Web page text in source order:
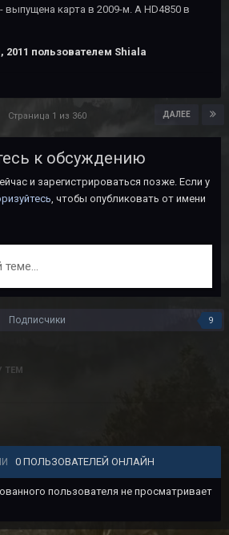
карта в 2009-м. А HD4850 в
2011 пользователем Shiala
ДАЛЕЕ
Страница 1 из 360
к обсуждению
и зарегистрироваться позже. Если у
, чтобы опубликовать от имени
теме...
Подписчики 9
ТЕМ
0 ПОЛЬЗОВАТЕЛЕЙ ОНЛАЙН
пользователя не просматривает